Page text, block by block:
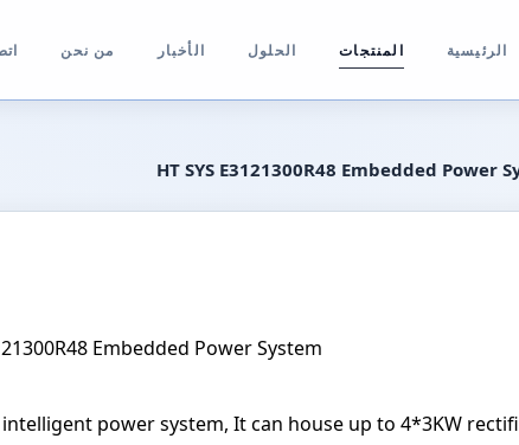
الرئيسية المنتجات الحلول الأخبار من نحن
HT SYS E3121300R48 Embedded Power
intelligent power system, It can house up to 4*3KW